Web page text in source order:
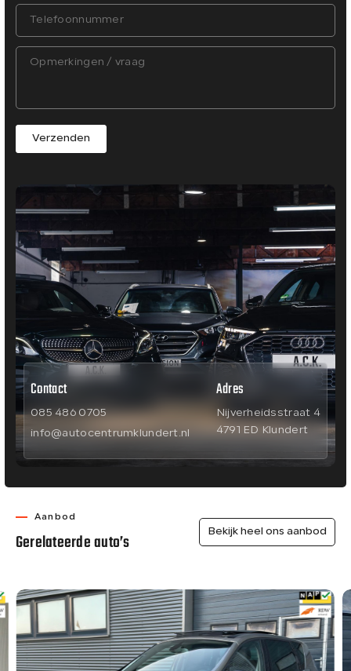
Verzenden
Contact
085 486 0705
info@autocentrumklundert.nl
Adres
Nijverheidsstraat 4
4791 ED Klundert
Aanbod
Gerelateerde auto’s Bekijk heel ons aanbod